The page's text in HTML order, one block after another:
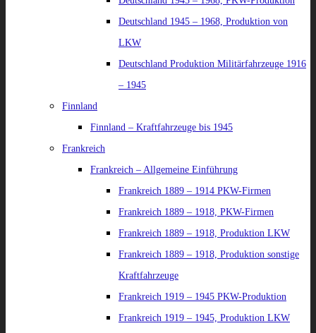
Deutschland 1945 – 1968, Produktion von
LKW
Deutschland Produktion Militärfahrzeuge 1916
– 1945
Finnland
Finnland – Kraftfahrzeuge bis 1945
Frankreich
Frankreich – Allgemeine Einführung
Frankreich 1889 – 1914 PKW-Firmen
Frankreich 1889 – 1918, PKW-Firmen
Frankreich 1889 – 1918, Produktion LKW
Frankreich 1889 – 1918, Produktion sonstige
Kraftfahrzeuge
Frankreich 1919 – 1945 PKW-Produktion
Frankreich 1919 – 1945, Produktion LKW